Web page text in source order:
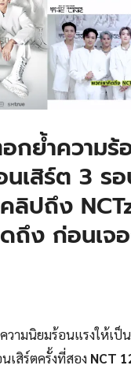
กย้ำความร้
เสิร์ต 3 ร
ปถึง
ถึง ก่อนเจ
วามนิยมร้อนแรงให้เ
เสิร์ตครั้งที่สอง NCT